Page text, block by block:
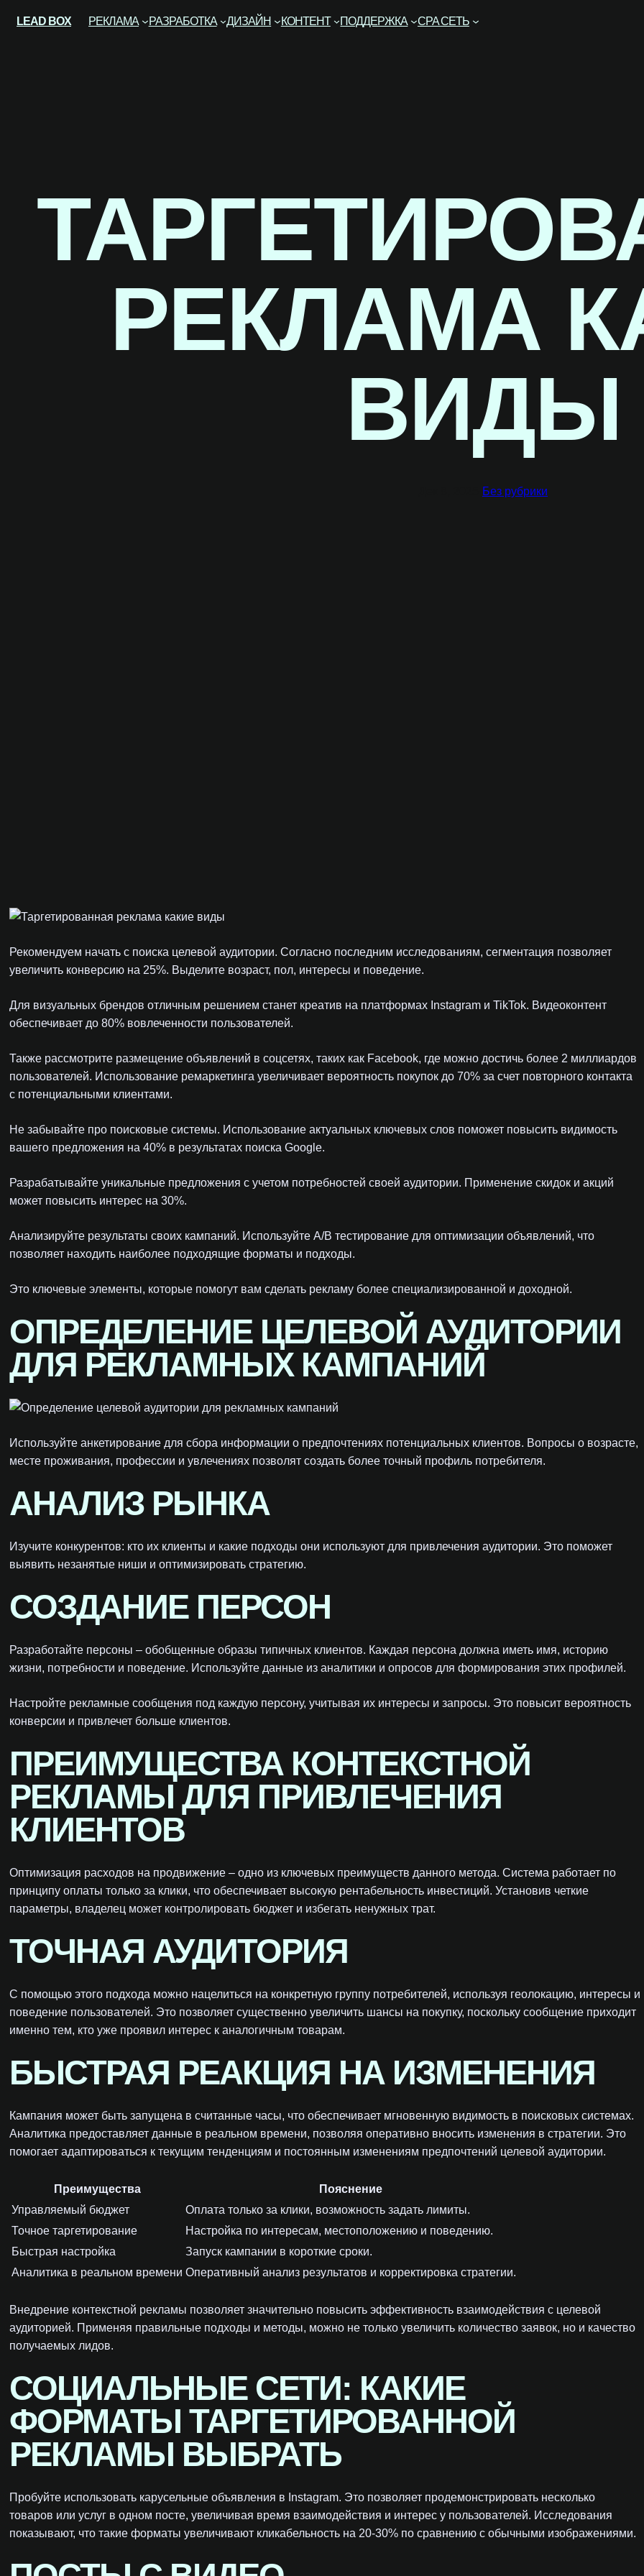
LEAD BOX РЕКЛАМА РАЗРАБОТКА ДИЗАЙН КОНТЕНТ ПОДДЕРЖКА CPA СЕТЬ
РЕКЛАМА
ВИДЫ
Без рубрики
Рекомендуем начать с поиска целевой аудитории. Согласно последним исследованиям, сегментация позволяет
увеличить конверсию на 25%. Выделите возраст, пол, интересы и поведение.
Для визуальных брендов отличным решением станет креатив на платформах Instagram и TikTok. Видеоконтент
обеспечивает до 80% вовлеченности пользователей.
Также рассмотрите размещение объявлений в соцсетях, таких как Facebook, где можно достичь более 2 миллиардов
пользователей. Использование ремаркетинга увеличивает вероятность покупок до 70% за счет повторного контакта
с потенциальными клиентами.
Не забывайте про поисковые системы. Использование актуальных ключевых слов поможет повысить видимость
вашего предложения на 40% в результатах поиска Google.
Разрабатывайте уникальные предложения с учетом потребностей своей аудитории. Применение скидок и акций
может повысить интерес на 30%.
Анализируйте результаты своих кампаний. Используйте A/B тестирование для оптимизации объявлений, что
позволяет находить наиболее подходящие форматы и подходы.
Это ключевые элементы, которые помогут вам сделать рекламу более специализированной и доходной.
ОПРЕДЕЛЕНИЕ ЦЕЛЕВОЙ АУДИТОРИИ
ДЛЯ РЕКЛАМНЫХ КАМПАНИЙ
Используйте анкетирование для сбора информации о предпочтениях потенциальных клиентов. Вопросы о возрасте,
месте проживания, профессии и увлечениях позволят создать более точный профиль потребителя.
АНАЛИЗ РЫНКА
Изучите конкурентов: кто их клиенты и какие подходы они используют для привлечения аудитории. Это поможет
выявить незанятые ниши и оптимизировать стратегию.
СОЗДАНИЕ ПЕРСОН
Разработайте персоны – обобщенные образы типичных клиентов. Каждая персона должна иметь имя, историю
жизни, потребности и поведение. Используйте данные из аналитики и опросов для формирования этих профилей.
Настройте рекламные сообщения под каждую персону, учитывая их интересы и запросы. Это повысит вероятность
конверсии и привлечет больше клиентов.
ПРЕИМУЩЕСТВА КОНТЕКСТНОЙ
РЕКЛАМЫ ДЛЯ ПРИВЛЕЧЕНИЯ
КЛИЕНТОВ
Оптимизация расходов на продвижение – одно из ключевых преимуществ данного метода. Система работает по
принципу оплаты только за клики, что обеспечивает высокую рентабельность инвестиций. Установив четкие
параметры, владелец может контролировать бюджет и избегать ненужных трат.
ТОЧНАЯ АУДИТОРИЯ
С помощью этого подхода можно нацелиться на конкретную группу потребителей, используя геолокацию, интересы и
поведение пользователей. Это позволяет существенно увеличить шансы на покупку, поскольку сообщение приходит
именно тем, кто уже проявил интерес к аналогичным товарам.
БЫСТРАЯ РЕАКЦИЯ НА ИЗМЕНЕНИЯ
Кампания может быть запущена в считанные часы, что обеспечивает мгновенную видимость в поисковых системах.
Аналитика предоставляет данные в реальном времени, позволяя оперативно вносить изменения в стратегии. Это
помогает адаптироваться к текущим тенденциям и постоянным изменениям предпочтений целевой аудитории.
Преимущества
Пояснение
Управляемый бюджет
Оплата только за клики, возможность задать лимиты.
Точное таргетирование
Настройка по интересам, местоположению и поведению.
Быстрая настройка
Запуск кампании в короткие сроки.
Аналитика в реальном времени Оперативный анализ результатов и корректировка стратегии.
Внедрение контекстной рекламы позволяет значительно повысить эффективность взаимодействия с целевой
аудиторией. Применяя правильные подходы и методы, можно не только увеличить количество заявок, но и качество
получаемых лидов.
СОЦИАЛЬНЫЕ СЕТИ: КАКИЕ
ФОРМАТЫ ТАРГЕТИРОВАННОЙ
РЕКЛАМЫ ВЫБРАТЬ
Пробуйте использовать карусельные объявления в Instagram. Это позволяет продемонстрировать несколько
товаров или услуг в одном посте, увеличивая время взаимодействия и интерес у пользователей. Исследования
показывают, что такие форматы увеличивают кликабельность на 20-30% по сравнению с обычными изображениями.